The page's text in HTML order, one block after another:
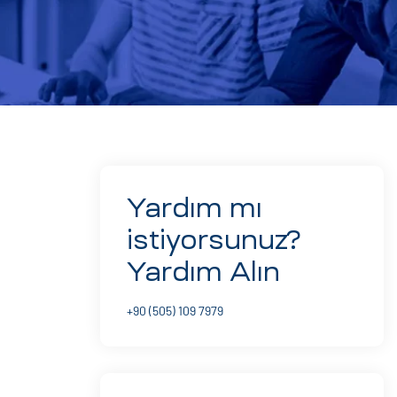
Yardım mı
istiyorsunuz?
Yardım Alın
+90 (505) 109 7979